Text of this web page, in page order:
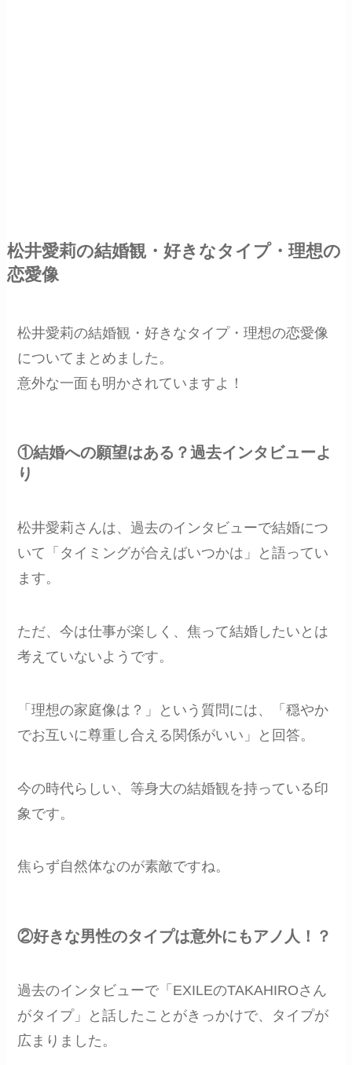
松井愛莉の結婚観・好きなタイプ・理想の
恋愛像
松井愛莉の結婚観・好きなタイプ・理想の恋愛像
についてまとめました。
意外な一面も明かされていますよ！
①結婚への願望はある？過去インタビューよ
り
松井愛莉さんは、過去のインタビューで結婚につ
いて「タイミングが合えばいつかは」と語ってい
ます。
ただ、今は仕事が楽しく、焦って結婚したいとは
考えていないようです。
「理想の家庭像は？」という質問には、「穏やか
でお互いに尊重し合える関係がいい」と回答。
今の時代らしい、等身大の結婚観を持っている印
象です。
焦らず自然体なのが素敵ですね。
②好きな男性のタイプは意外にもアノ人！？
過去のインタビューで「EXILEのTAKAHIROさん
がタイプ」と話したことがきっかけで、タイプが
広まりました。